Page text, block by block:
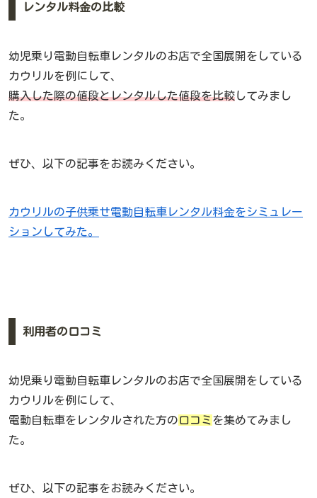
レンタル料金の比較
幼児乗り電動自転車レンタルのお店で全国展開をしている
カウリルを例にして、
購入した際の値段とレンタルした値段を比較してみまし
た。
ぜひ、以下の記事をお読みください。
カウリルの子供乗せ電動自転車レンタル料金をシミュレー
ションしてみた。
利用者の口コミ
幼児乗り電動自転車レンタルのお店で全国展開をしている
カウリルを例にして、
電動自転車をレンタルされた方の口コミ を集めてみまし
た。
ぜひ、以下の記事をお読みください。